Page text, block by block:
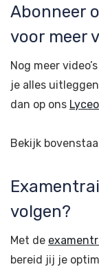
Abonneer
voor meer
Nog meer
je alles
dan op ons
Bekijk
volgen?
Met de
bereid jij je